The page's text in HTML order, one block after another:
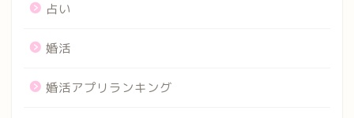
占い
婚活
婚活アプリランキング